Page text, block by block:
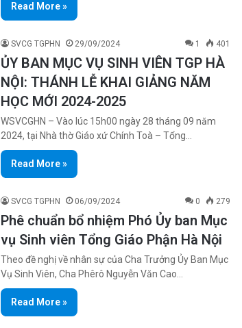
Read More »
SVCG TGPHN 29/09/2024 1 401
ỦY BAN MỤC VỤ SINH VIÊN TGP HÀ
NỘI: THÁNH LỄ KHAI GIẢNG NĂM
HỌC MỚI 2024-2025
WSVCGHN – Vào lúc 15h00 ngày 28 tháng 09 năm
2024, tại Nhà thờ Giáo xứ Chính Toà – Tổng…
Read More »
SVCG TGPHN 06/09/2024 0 279
Phê chuẩn bổ nhiệm Phó Ủy ban Mục
vụ Sinh viên Tổng Giáo Phận Hà Nội
Theo đề nghị về nhân sự của Cha Trưởng Ủy Ban Mục
Vụ Sinh Viên, Cha Phêrô Nguyễn Văn Cao…
Read More »